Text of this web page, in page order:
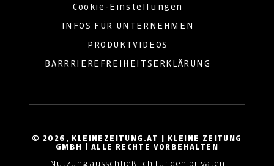
© 2026, KLEINEZEITUNG.AT | KLEINE ZEITUNG
GMBH | ALLE RECHTE VORBEHALTEN
Nutzung ausschließlich für den privaten
Cookie-Einstellungen
INFOS FÜR UNTERNEHMEN
PRODUKTVIDEOS
BARRRIEREFREIHEITSERKLÄRUNG